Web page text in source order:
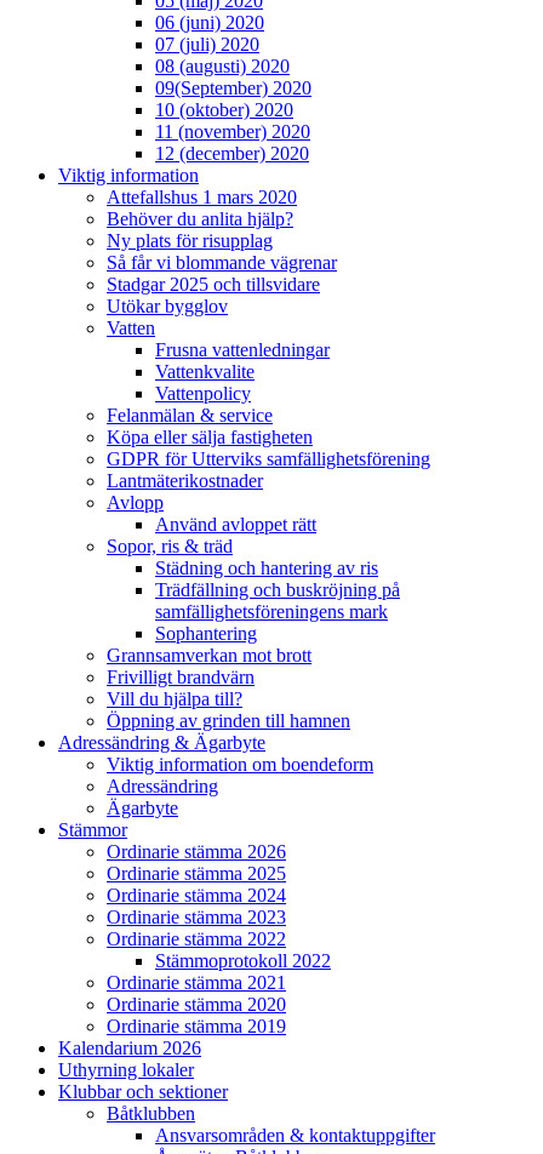
06 (juni) 2020
07 (juli) 2020
08 (augusti) 2020
09(September) 2020
10 (oktober) 2020
11 (november) 2020
12 (december) 2020
Viktig information
Attefallshus 1 mars 2020
Behöver du anlita hjälp?
Ny plats för risupplag
Så får vi blommande vägrenar
Stadgar 2025 och tillsvidare
Utökar bygglov
Vatten
Frusna vattenledningar
Vattenkvalite
Vattenpolicy
Felanmälan & service
Köpa eller sälja fastigheten
GDPR för Utterviks samfällighetsförening
Lantmäterikostnader
Avlopp
Använd avloppet rätt
Sopor, ris & träd
Städning och hantering av ris
Trädfällning och buskröjning på
samfällighetsföreningens mark
Sophantering
Grannsamverkan mot brott
Frivilligt brandvärn
Vill du hjälpa till?
Öppning av grinden till hamnen
Adressändring & Ägarbyte
Viktig information om boendeform
Adressändring
Ägarbyte
Stämmor
Ordinarie stämma 2026
Ordinarie stämma 2025
Ordinarie stämma 2024
Ordinarie stämma 2023
Ordinarie stämma 2022
Stämmoprotokoll 2022
Ordinarie stämma 2021
Ordinarie stämma 2020
Ordinarie stämma 2019
Kalendarium 2026
Uthyrning lokaler
Klubbar och sektioner
Båtklubben
Ansvarsområden & kontaktuppgifter